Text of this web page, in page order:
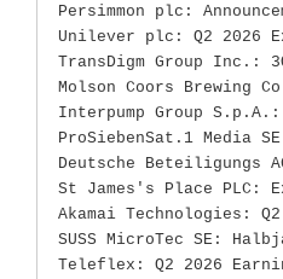
Persimmon plc:
Unilever plc: Q2 2026
TransDigm Group Inc.:
Molson Coors Brewing
Interpump Group
ProSiebenSat.1 Media
Deutsche Beteiligungs
St James's Place
Akamai Technologies:
SUSS MicroTec SE:
Teleflex: Q2 2026